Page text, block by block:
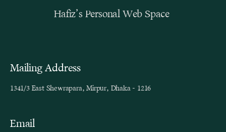
Hafiz’s Personal Web Space
Mailing Address
1341/3 East Shewrapara, Mirpur, Dhaka - 1216
Email